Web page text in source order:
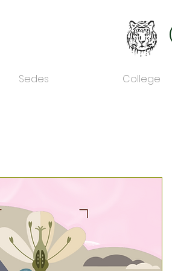
Sedes College